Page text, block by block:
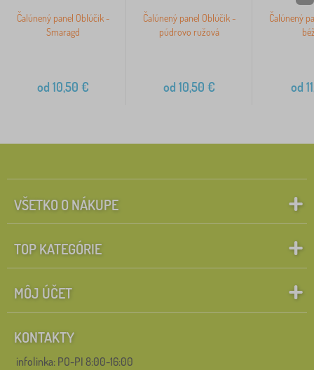
Čalúnený panel Oblúčik -
Smaragd
od 10,50 €
Čalúnený panel Oblúčik -
púdrovo ružová
od 10,50 €
Čalúnený
od
VŠETKO O NÁKUPE
TOP KATEGÓRIE
MÔJ ÚČET
KONTAKTY
infolinka: PO-PI 8:00-16:00